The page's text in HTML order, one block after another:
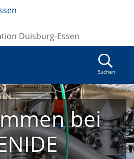
Duisburg-Essen
Suchen
bei